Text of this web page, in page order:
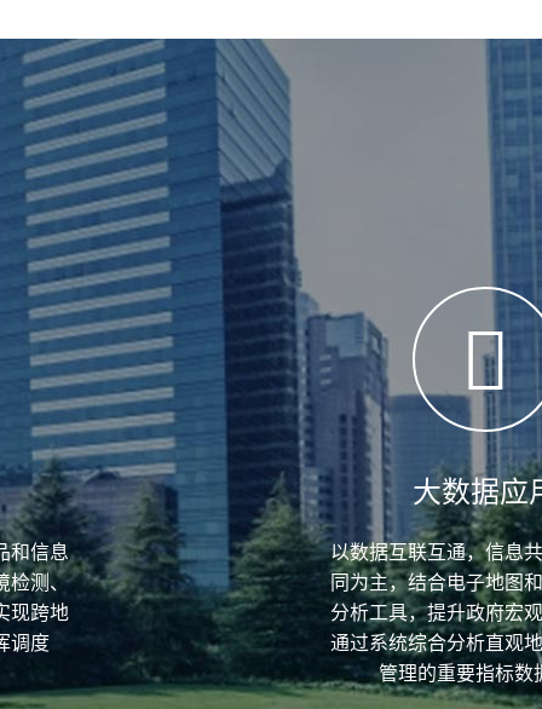
和信息
检测、
现跨地
调度
大数据应
以数据互联互通，信息
同为主，结合电子地图
分析工具，提升政府宏
通过系统综合分析直观
管理的重要指标数